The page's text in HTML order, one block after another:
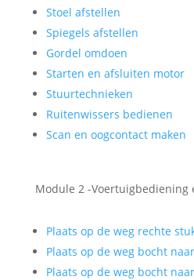
Stoel afstellen
Spiegels afstellen
Gordel omdoen
Starten en afsluiten motor
Stuurtechnieken
Ruitenwissers bedienen
Scan en oogcontact maken
Module 2 -
Plaats op de weg rechte
Plaats op de weg bocht
Plaats op de weg bocht